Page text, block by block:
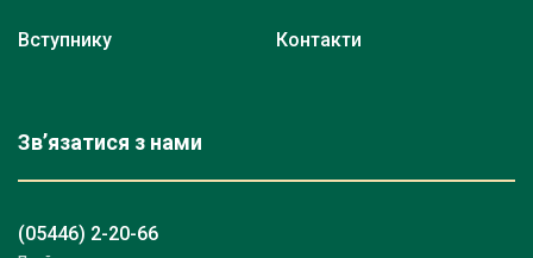
Вступнику Контакти
Зв’язатися з нами
(05446) 2-20-66